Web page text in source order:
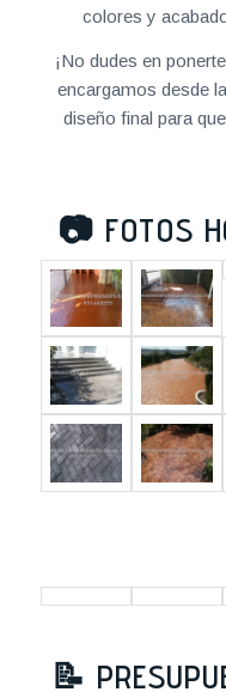
colores y
¡No dudes en
encargamos desde
diseño final para
📷 FOTOS
📝